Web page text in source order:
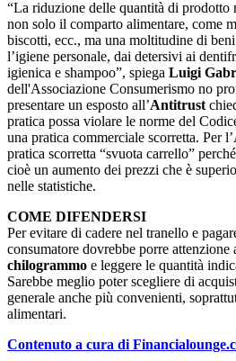
“La riduzione delle quantità di prodotto
non solo il comparto alimentare, come
biscotti, ecc., ma una moltitudine di
l’igiene personale, dai detersivi ai
igienica e shampoo”, spiega Luigi
dell'Associazione Consumerismo no
presentare un esposto all’Antitrust
pratica possa violare le norme del
una pratica commerciale scorretta. Per
pratica scorretta “svuota carrello”
cioè un aumento dei prezzi che è
nelle statistiche.
COME DIFENDERSI
Per evitare di cadere nel tranello e
consumatore dovrebbe porre attenzione
chilogrammo e leggere le quantità
Sarebbe meglio poter scegliere di
generale anche più convenienti,
alimentari.
Contenuto a cura di